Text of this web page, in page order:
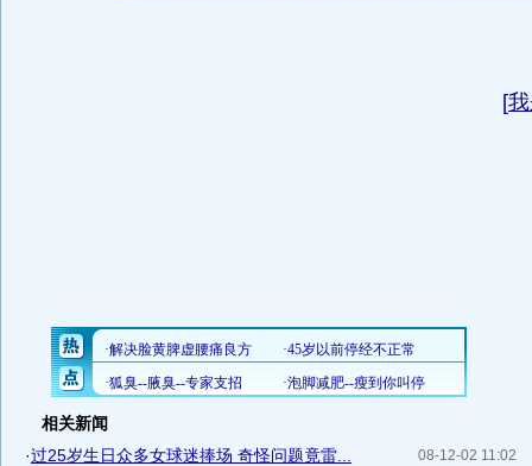
[
相关新闻
08-12-02 11:02
·过25岁生日众多女球迷捧场 奇怪问题竟雷...